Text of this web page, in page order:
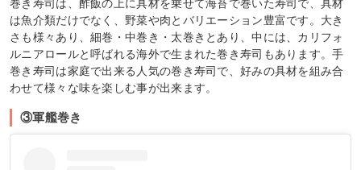
巻き寿司は、酢飯の上に具材を乗せて海苔で巻いた寿司で、具材
は魚介類だけでなく、野菜や肉とバリエーション豊富です。大き
さも様々あり、細巻・中巻き・太巻きとあり、中には、カリフォ
ルニアロールと呼ばれる海外で生まれた巻き寿司もあります。手
巻き寿司は家庭で出来る人気の巻き寿司で、好みの具材を組み合
わせて様々な味を楽しむ事が出来ます。
③軍艦巻き